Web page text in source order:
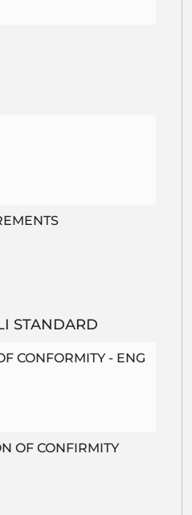
STANDARD
CONFORMITY - ENG
OF CONFIRMITY